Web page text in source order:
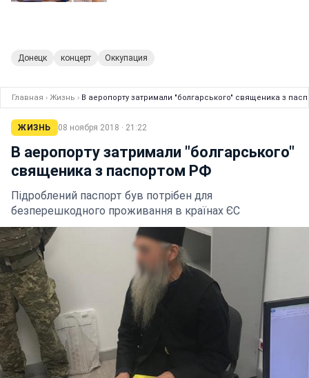
Донецк концерт Оккупация
Главная › Жизнь › В аеропорту затримали "болгарського" священика з
ЖИЗНЬ 08 ноября 2018 · 21:22
В аеропорту затримали "болгарського"
священика з паспортом РФ
Підроблений паспорт був потрібен для
безперешкодного проживання в країнах ЄС